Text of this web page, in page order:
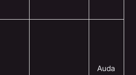
Auda